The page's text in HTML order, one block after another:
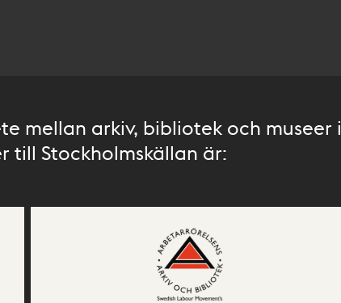
mellan arkiv, bibliotek och museer i
till Stockholmskällan är: